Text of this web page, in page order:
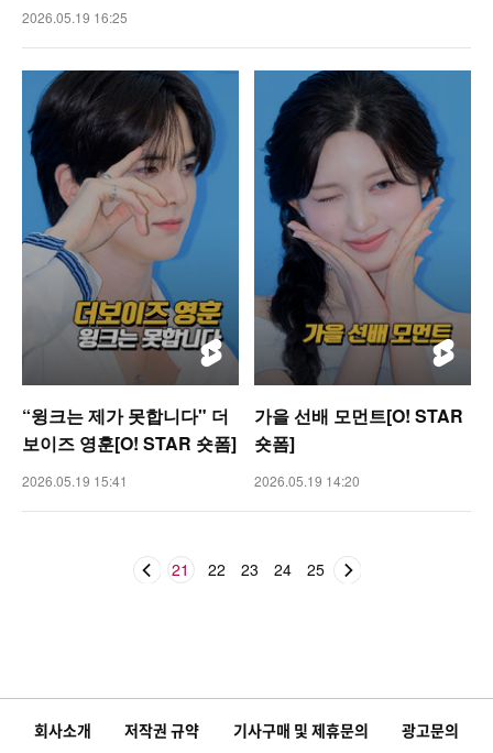
2026.05.19 16:25
“윙크는 제가 못합니다" 더
보이즈 영훈[O! STAR 숏폼]
2026.05.19 15:41
가을 선배 모먼트[O! STAR
숏폼]
2026.05.19 14:20
21 22 23 24 25
회사소개 저작권 규약 기사구매 및 제휴문의 광고문의